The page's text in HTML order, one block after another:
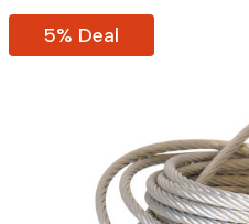
5% Deal